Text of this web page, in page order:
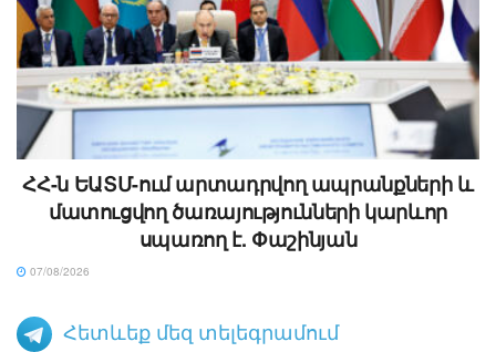
ՀՀ-ն ԵԱՏՄ-ում արտադրվող ապրանքների և
մատուցվող ծառայությունների կարևոր
սպառող է. Փաշինյան
07/08/2026
Հետևեք մեզ տելեգրամում